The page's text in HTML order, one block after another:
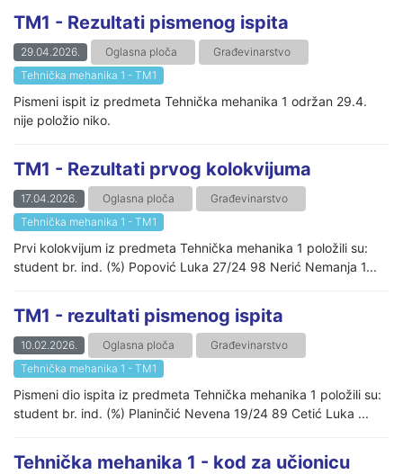
TM1 - Rezultati pismenog ispita
29.04.2026. Oglasna ploča
Građevinarstvo
Tehnička mehanika 1 - TM1
Pismeni ispit iz predmeta Tehnička mehanika 1 održan 29.4.
nije položio niko.
TM1 - Rezultati prvog kolokvijuma
17.04.2026. Oglasna ploča
Građevinarstvo
Tehnička mehanika 1 - TM1
Prvi kolokvijum iz predmeta Tehnička mehanika 1 položili su:
student br. ind. (%) Popović Luka 27/24 98 Nerić Nemanja 1...
TM1 - rezultati pismenog ispita
10.02.2026. Oglasna ploča
Građevinarstvo
Tehnička mehanika 1 - TM1
Pismeni dio ispita iz predmeta Tehnička mehanika 1 položili su:
student br. ind. (%) Planinčić Nevena 19/24 89 Cetić Luka ...
Tehnička mehanika 1 - kod za učionicu